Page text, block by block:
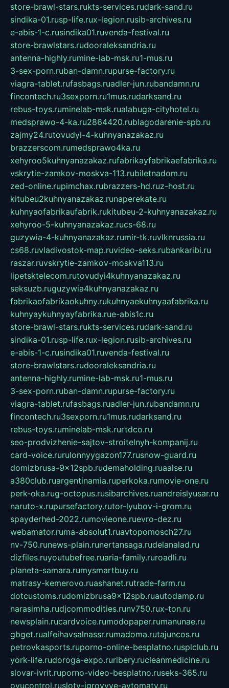
store-brawl-stars.rukts-services.rudark-sand.ru
sindika-01.rusp-life.rux-legion.rusib-archives.ru
e-abis-1-c.rusindika01.ruvenda-festival.ru
store-brawlstars.rudooraleksandria.ru
antenna-highly.rumine-lab-msk.ru1-mus.ru
3-sex-porn.ruban-damn.rupurse-factory.ru
viagra-tablet.rufasbags.ruadler-jun.rubandamn.ru
fincontech.ru3sexporn.ru1mus.rudarksand.ru
rebus-toys.ruminelab-msk.rualabuga-cityhotel.ru
medsprawo-4-ka.ru2864420.rublagodarenie-spb.ru
zajmy24.rutovudyi-4-kuhnyanazakaz.ru
brazzerscom.rumedsprawo4ka.ru
xehyroo5kuhnyanazakaz.rufabrikayfabrikaefabrika.ru
vskrytie-zamkov-moskva-113.rubiletnadom.ru
zed-online.rupimchax.rubrazzers-hd.ruz-host.ru
kitubeu2kuhnyanazakaz.runaperekate.ru
kuhnyaofabrikaufabrik.rukitubeu-2-kuhnyanazakaz.ru
xehyroo-5-kuhnyanazakaz.rucs-68.ru
guzywia-4-kuhnyanazakaz.rumir-tk.ruvlknrussia.ru
cs68.ruvladivostok-map.ruvideo-seks.rubankaribi.ru
raszar.ruvskrytie-zamkov-moskva113.ru
lipetsktelecom.rutovudyi4kuhnyanazakaz.ru
seksuzb.ruguzywia4kuhnyanazakaz.ru
fabrikaofabrikaokuhny.rukuhnyaekuhnyaafabrika.ru
kuhnyaykuhnyayfabrika.rue-abis1c.ru
store-brawl-stars.rukts-services.rudark-sand.ru
sindika-01.rusp-life.rux-legion.rusib-archives.ru
e-abis-1-c.rusindika01.ruvenda-festival.ru
store-brawlstars.rudooraleksandria.ru
antenna-highly.rumine-lab-msk.ru1-mus.ru
3-sex-porn.ruban-damn.rupurse-factory.ru
viagra-tablet.rufasbags.ruadler-jun.rubandamn.ru
fincontech.ru3sexporn.ru1mus.rudarksand.ru
rebus-toys.ruminelab-msk.rurtdco.ru
seo-prodvizhenie-sajtov-stroitelnyh-kompanij.ru
card-voice.rurulonnyygazon177.rusnow-guard.ru
domizbrusa-9x12spb.rudemaholding.ruaalse.ru
a380club.ruargentinamia.ruperkoka.rumovie-one.ru
perk-oka.rug-octopus.rusibarchives.ruandreislyusar.ru
naruto-x.rupursefactory.rutor-lyubov-i-grom.ru
spayderhed-2022.rumovieone.ruevro-dez.ru
webamator.ruma-absolut1.ruavtopomosch27.ru
nv-750.runews-plain.runertansaga.rudelanalad.ru
dizfiles.ruyoutubefree.ruaria-family.ruroadli.ru
planeta-samara.rumysmartbuy.ru
matrasy-kemerovo.ruashanet.rutrade-farm.ru
dotcustoms.rudomizbrusa9x12spb.ruautodamp.ru
narasimha.rudjcommodities.runv750.rux-ton.ru
newsplain.rucardvoice.rumodopaper.rumanunae.ru
gbget.rualfeihavsalnassr.rumadoma.rutajuncos.ru
petrovkasports.ruporno-online-besplatno.rusplclub.ru
york-life.rudoroga-expo.ruribery.rucleanmedicine.ru
slovar-ivrit.ruporno-video-besplatno.ruseks-365.ru
ovucontrol.rusloty-igrovyye-avtomaty.ru